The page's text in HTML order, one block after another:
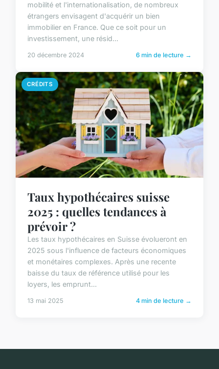
mobilité et l'internationalisation, de nombreux
étrangers envisagent d'acquérir un bien
immobilier en France. Que ce soit pour un
investissement, une résid...
20 décembre 2024 6 min de lecture →
CRÉDITS
Taux hypothécaires suisse
2025 : quelles tendances à
prévoir ?
Les taux hypothécaires en Suisse évolueront en
2025 sous l'influence de facteurs économiques
et monétaires complexes. Après une recente
baisse du taux de référence utilisé pour les
loyers, les emprunt...
13 mai 2025 4 min de lecture →